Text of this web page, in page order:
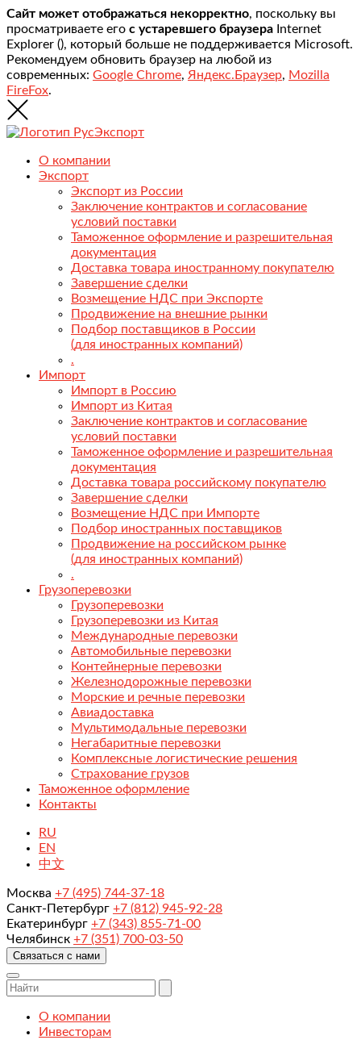
Сайт может отображаться некорректно, поскольку вы
просматриваете его с устаревшего браузера Internet
Explorer (), который больше не поддерживается Microsoft.
Рекомендуем обновить браузер на любой из
современных: Google Chrome, Яндекс.Браузер, Mozilla
FireFox.
О компании
Экспорт
Экспорт из России
Заключение контрактов и согласование
условий поставки
Таможенное оформление и разрешительная
документация
Доставка товара иностранному покупателю
Завершение сделки
Возмещение НДС при Экспорте
Продвижение на внешние рынки
Подбор поставщиков в России
(для иностранных компаний)
.
Импорт
Импорт в Россию
Импорт из Китая
Заключение контрактов и согласование
условий поставки
Таможенное оформление и разрешительная
документация
Доставка товара российскому покупателю
Завершение сделки
Возмещение НДС при Импорте
Подбор иностранных поставщиков
Продвижение на российском рынке
(для иностранных компаний)
.
Грузоперевозки
Грузоперевозки
Грузоперевозки из Китая
Международные перевозки
Автомобильные перевозки
Контейнерные перевозки
Железнодорожные перевозки
Морские и речные перевозки
Авиадоставка
Мультимодальные перевозки
Негабаритные перевозки
Комплексные логистические решения
Страхование грузов
Таможенное оформление
Контакты
RU
EN
中文
Москва +7 (495) 744-37-18
Санкт-Петербург +7 (812) 945-92-28
Екатеринбург +7 (343) 855-71-00
Челябинск +7 (351) 700-03-50
Связаться с нами
О компании
Инвесторам